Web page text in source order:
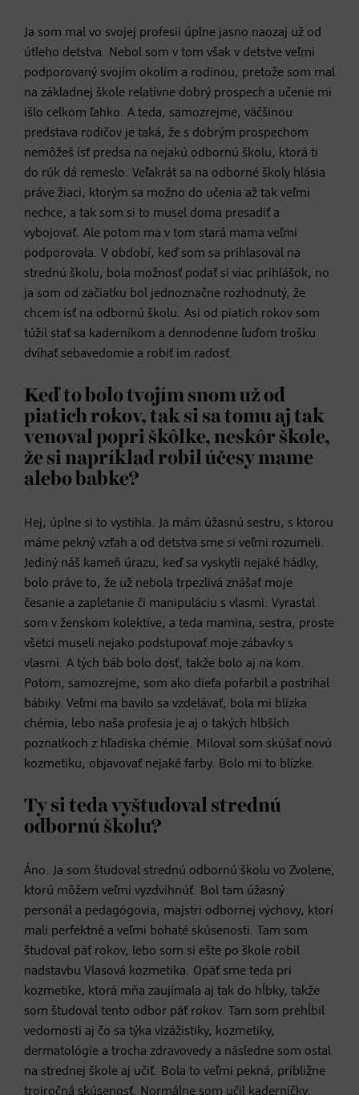
Ja som mal vo svojej profesii úplne jasno naozaj už od
útleho detstva. Nebol som v tom však v detstve veľmi
podporovaný svojím okolím a rodinou, pretože som mal
na základnej škole relatívne dobrý prospech a učenie mi
išlo celkom ľahko. A teda, samozrejme, väčšinou
predstava rodičov je taká, že s dobrým prospechom
nemôžeš ísť predsa na nejakú odbornú školu, ktorá ti
do rúk dá remeslo. Veľakrát sa na odborné školy hlásia
práve žiaci, ktorým sa možno do učenia až tak veľmi
nechce, a tak som si to musel doma presadiť a
vybojovať. Ale potom ma v tom stará mama veľmi
podporovala. V období, keď som sa prihlasoval na
strednú školu, bola možnosť podať si viac prihlášok, no
ja som od začiatku bol jednoznačne rozhodnutý, že
chcem ísť na odbornú školu. Asi od piatich rokov som
túžil stať sa kaderníkom a dennodenne ľuďom trošku
dvíhať sebavedomie a robiť im radosť.
Keď to bolo tvojím snom už od
piatich rokov, tak si sa tomu aj tak
venoval popri škôlke, neskôr škole,
že si napríklad robil účesy mame
alebo babke?
Hej, úplne si to vystihla. Ja mám úžasnú sestru, s ktorou
máme pekný vzťah a od detstva sme si veľmi rozumeli.
Jediný náš kameň úrazu, keď sa vyskytli nejaké hádky,
bolo práve to, že už nebola trpezlivá znášať moje
česanie a zapletanie či manipuláciu s vlasmi. Vyrastal
som v ženskom kolektíve, a teda mamina, sestra, proste
všetci museli nejako podstupovať moje zábavky s
vlasmi. A tých báb bolo dosť, takže bolo aj na kom.
Potom, samozrejme, som ako dieťa pofarbil a postrihal
bábiky. Veľmi ma bavilo sa vzdelávať, bola mi blízka
chémia, lebo naša profesia je aj o takých hlbších
poznatkoch z hľadiska chémie. Miloval som skúšať novú
kozmetiku, objavovať nejaké farby. Bolo mi to blízke.
Ty si teda vyštudoval strednú
odbornú školu?
Áno. Ja som študoval strednú odbornú školu vo Zvolene,
ktorú môžem veľmi vyzdvihnúť. Bol tam úžasný
personál a pedagógovia, majstri odbornej výchovy, ktorí
mali perfektné a veľmi bohaté skúsenosti. Tam som
študoval päť rokov, lebo som si ešte po škole robil
nadstavbu Vlasová kozmetika. Opäť sme teda pri
kozmetike, ktorá mňa zaujímala aj tak do hĺbky, takže
som študoval tento odbor päť rokov. Tam som prehĺbil
vedomosti aj čo sa týka vizážistiky, kozmetiky,
dermatológie a trocha zdravovedy a následne som ostal
na strednej škole aj učiť. Bola to veľmi pekná, približne
trojročná skúsenosť. Normálne som učil kaderníčky,